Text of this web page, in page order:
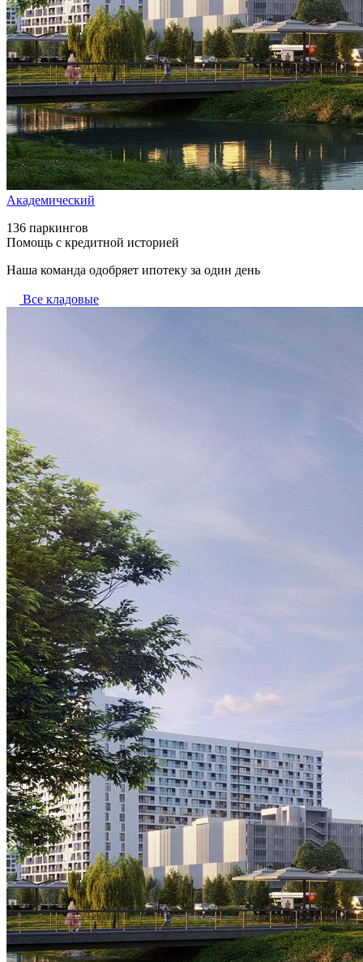
Академический
136 паркингов
Помощь с кредитной историей
Наша команда одобряет ипотеку за один день
Все кладовые